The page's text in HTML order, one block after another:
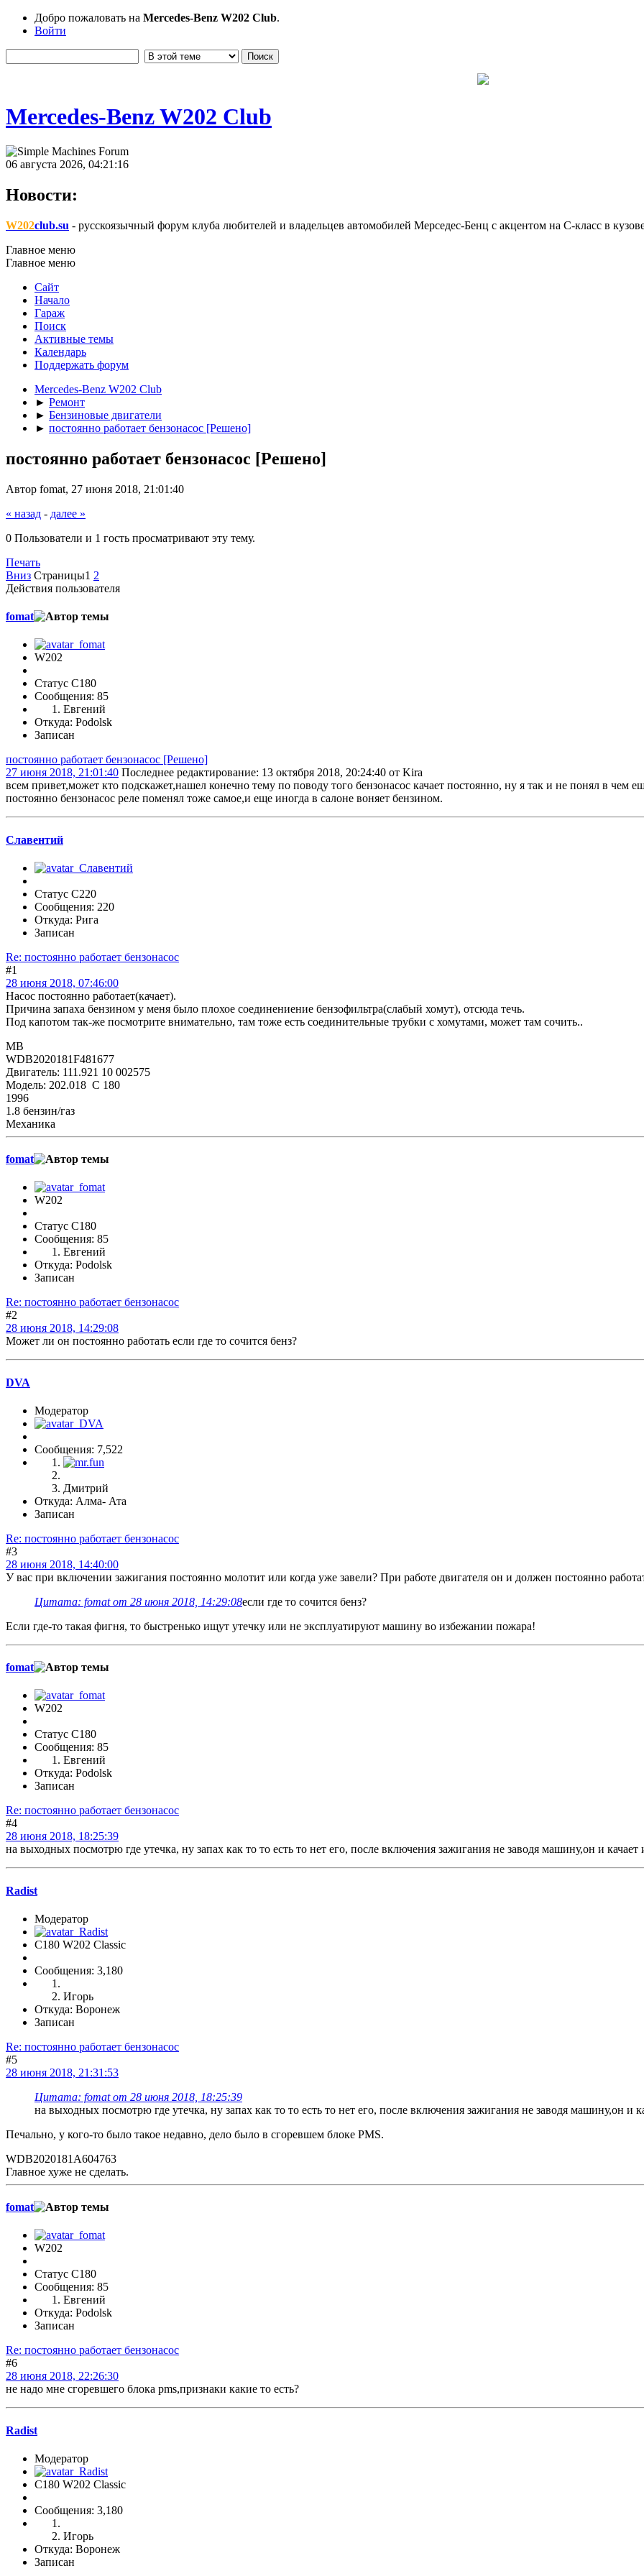
Добро пожаловать на Mercedes-Benz W202 Club.
Войти
Mercedes-Benz W202 Club
06 августа 2026, 04:21:16
Новости:
W202club.su - русскоязычный форум клуба любителей и владельцев автомобилей Мерседес-Бенц с акцентом на C-класс в
Главное меню
Главное меню
Сайт
Начало
Гараж
Поиск
Активные темы
Календарь
Поддержать форум
Mercedes-Benz W202 Club
► Ремонт
► Бензиновые двигатели
► постоянно работает бензонасос [Решено]
постоянно работает бензонасос [Решено]
Автор fomat, 27 июня 2018, 21:01:40
« назад - далее »
0 Пользователи и 1 гость просматривают эту тему.
Печать
Вниз Страницы1 2
Действия пользователя
fomat
W202
Статус C180
Сообщения: 85
Евгений
Откуда: Podolsk
Записан
постоянно работает бензонасос [Решено]
27 июня 2018, 21:01:40 Последнее редактирование: 13 октября 2018, 20:24:40 от Kira
всем привет,может кто подскажет,нашел конечно тему по поводу того бензонасос качает постоянно, ну я так и не понял в чем
постоянно бензонасос реле поменял тоже самое,и еще иногда в салоне воняет бензином.
Славентий
Статус C220
Сообщения: 220
Откуда: Рига
Записан
Re: постоянно работает бензонасос
#1
28 июня 2018, 07:46:00
Насос постоянно работает(качает).
Причина запаха бензином у меня было плохое соединениение бензофильтра(слабый хомут), отсюда течь.
Под капотом так-же посмотрите внимательно, там тоже есть соединительные трубки с хомутами, может там сочить..
MB
WDB2020181F481677
Двигатель: 111.921 10 002575
Модель: 202.018 C 180
1996
1.8 бензин/газ
Механика
fomat
W202
Статус C180
Сообщения: 85
Евгений
Откуда: Podolsk
Записан
Re: постоянно работает бензонасос
#2
28 июня 2018, 14:29:08
Может ли он постоянно работать если где то сочится бенз?
DVA
Модератор
Сообщения: 7,522
Дмитрий
Откуда: Алма- Ата
Записан
Re: постоянно работает бензонасос
#3
28 июня 2018, 14:40:00
У вас при включении зажигания постоянно молотит или когда уже завели? При работе двигателя он и должен постоянно
Цитата: fomat от 28 июня 2018, 14:29:08если где то сочится бенз?
Если где-то такая фигня, то быстренько ищут утечку или не эксплуатируют машину во избежании пожара!
fomat
W202
Статус C180
Сообщения: 85
Евгений
Откуда: Podolsk
Записан
Re: постоянно работает бензонасос
#4
28 июня 2018, 18:25:39
на выходных посмотрю где утечка, ну запах как то то есть то нет его, после включения зажигания не заводя машину,он и качает
Radist
Модератор
C180 W202 Classic
Сообщения: 3,180
Игорь
Откуда: Воронеж
Записан
Re: постоянно работает бензонасос
#5
28 июня 2018, 21:31:53
Цитата: fomat от 28 июня 2018, 18:25:39
на выходных посмотрю где утечка, ну запах как то то есть то нет его, после включения зажигания не заводя машину,он и
Печально, у кого-то было такое недавно, дело было в сгоревшем блоке PMS.
WDB2020181A604763
Главное хуже не сделать.
fomat
W202
Статус C180
Сообщения: 85
Евгений
Откуда: Podolsk
Записан
Re: постоянно работает бензонасос
#6
28 июня 2018, 22:26:30
не надо мне сгоревшего блока pms,признаки какие то есть?
Radist
Модератор
C180 W202 Classic
Сообщения: 3,180
Игорь
Откуда: Воронеж
Записан